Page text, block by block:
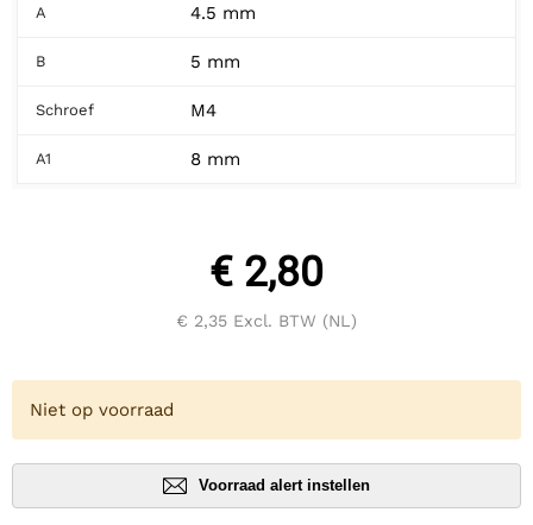
A 4.5 mm
B 5 mm
Schroef M4
A1 8 mm
€ 2,80
€ 2,35 Excl. BTW (NL)
Niet op voorraad
Voorraad alert instellen